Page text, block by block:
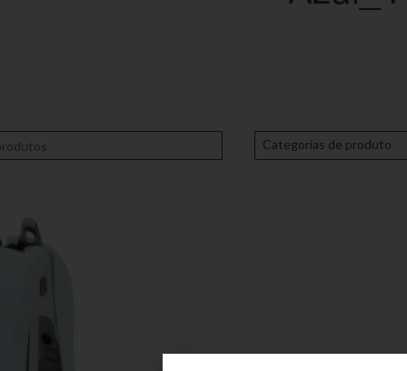
Categorias de produto